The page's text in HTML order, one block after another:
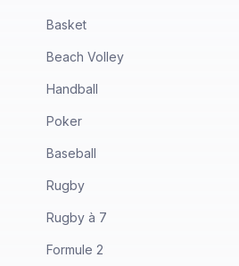
Basket
Beach Volley
Handball
Poker
Baseball
Rugby
Rugby à 7
Formule 2